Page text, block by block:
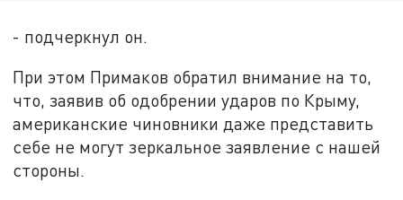
- подчеркнул он.
При этом Примаков обратил внимание на то,
что, заявив об одобрении ударов по Крыму,
американские чиновники даже представить
себе не могут зеркальное заявление с нашей
стороны.